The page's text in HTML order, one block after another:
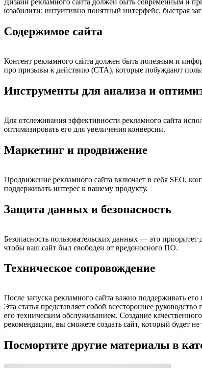
Дизайн рекламного сайта должен быть современным и
юзабилити: интуитивно понятный интерфейс, быстрая
Содержимое сайта
Контент рекламного сайта должен быть полезным и
про призывы к действию (CTA), которые побуждают
Инструменты для анализа и
Для отслеживания эффективности рекламного сайта
оптимизировать его для увеличения конверсии.
Маркетинг и продвижение
Продвижение рекламного сайта включает в себя SEO,
поддерживать интерес к вашему продукту.
Защита данных и безопасность
Безопасность пользовательских данных — это
чтобы ваш сайт был свободен от вредоносного ПО.
Техническое сопровождение
После запуска рекламного сайта важно поддерживать
Эта статья представляет собой всестороннее
его техническим обслуживанием. Создание
рекомендации, вы сможете создать сайт, который будет
Посмортите другие материалы в